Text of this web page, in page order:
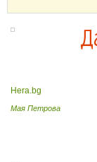
Hera.bg
Мая Петрова